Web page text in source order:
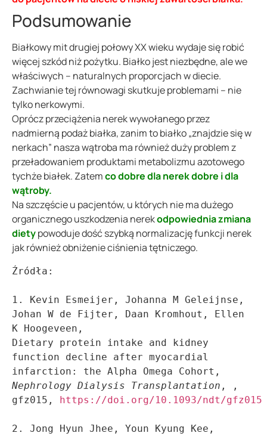
Podsumowanie
Białkowy mit drugiej połowy XX wieku wydaje się robić
więcej szkód niż pożytku. Białko jest niezbędne, ale we
właściwych – naturalnych proporcjach w diecie.
Zachwianie tej równowagi skutkuje problemami – nie
tylko nerkowymi.
Oprócz przeciążenia nerek wywołanego przez
nadmierną podaż białka, zanim to białko „znajdzie się w
nerkach” nasza wątroba ma również duży problem z
przeładowaniem produktami metabolizmu azotowego
tychże białek. Zatemco dobre dla nerek dobre i dla
wątroby.
Na szczęście u pacjentów, u których nie ma dużego
organicznego uszkodzenia nerekodpowiednia zmiana
dietypowoduje dość szybką normalizację funkcji nerek
jak również obniżenie ciśnienia tętniczego.
Źródła:
1. Kevin Esmeijer, Johanna M Geleijnse,
Johan W de Fijter, Daan Kromhout, Ellen
K Hoogeveen,
Dietary protein intake and kidney
function decline after myocardial
Nephrology Dialysis Transplantation , ,
gfz015, https://doi.org/10.1093/ndt/gfz015
2. Jong Hyun Jhee, Youn Kyung Kee,